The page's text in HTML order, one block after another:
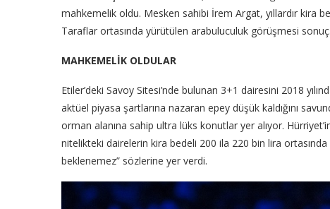
mahkemelik oldu. Mesken sahibi İrem Argat, yıllardır kira
Taraflar ortasında yürütülen arabuluculuk görüşmesi
MAHKEMELİK OLDULAR
Etiler’deki Savoy Sitesi’nde bulunan 3+1 dairesini 2018
aktüel piyasa şartlarına nazaran epey düşük kaldığını
orman alanına sahip ultra lüks konutlar yer alıyor.
nitelikteki dairelerin kira bedeli 200 ila 220 bin lira
beklenemez” sözlerine yer verdi.